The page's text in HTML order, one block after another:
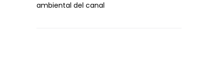
ambiental del canal